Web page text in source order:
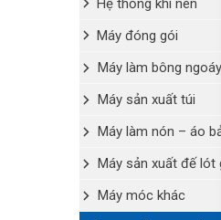
Hệ thống khí nén
Máy đóng gói
Máy làm bông
Máy sản xuất túi
Máy làm nón – áo
Máy sản xuất đế lót
Máy móc khác